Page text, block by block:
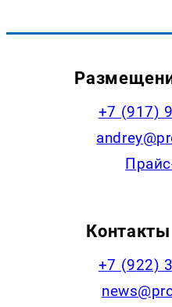
+7 (917)
+7 (922)